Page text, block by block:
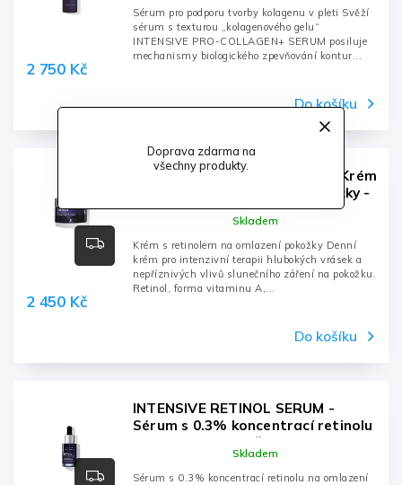
Doprava zdarma na
všechny produkty.
2 750 Kč
Do košíku
Sérum pro podporu tvorby kolagenu v pleti Svěží
sérum s texturou „kolagenového gelu“
INTENSIVE PRO-COLLAGEN+ SERUM posiluje
mechanismy biologického zpevňování kontur...
INTENSIVE RETINOL CREAM - Krém
s retinolem na omlazení pokožky -
50ml, dóza
Skladem
2 450 Kč
Do košíku
Krém s retinolem na omlazení pokožky Denní
krém pro intenzivní terapii hlubokých vrásek a
nepříznivých vlivů slunečního záření na pokožku.
Retinol, forma vitaminu A,...
INTENSIVE RETINOL SERUM -
Sérum s 0.3% koncentrací retinolu
na omlazení pokožky - 15ml, láhev
Skladem
Sérum s 0.3% koncentrací retinolu na omlazení